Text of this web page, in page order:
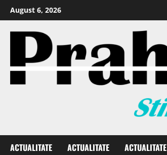
August 6, 2026
ACTUALITATE ACTUALITATE ACTUALITATE